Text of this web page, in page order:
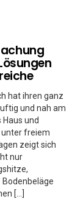
hat ihren ganz
und nah am
und
freiem
zeigt sich
nur
[…]